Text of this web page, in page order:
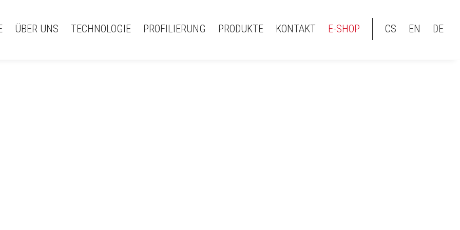
ÜBER UNS TECHNOLOGIE PROFILIERUNG PRODUKTE KONTAKT E-SHOP CS EN DE